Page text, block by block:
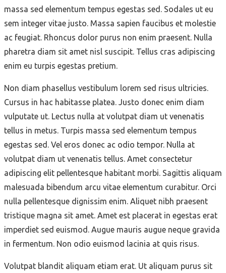
massa sed elementum tempus egestas sed. Sodales ut eu
sem integer vitae justo. Massa sapien faucibus et molestie
ac feugiat. Rhoncus dolor purus non enim praesent. Nulla
pharetra diam sit amet nisl suscipit. Tellus cras adipiscing
enim eu turpis egestas pretium.
Non diam phasellus vestibulum lorem sed risus ultricies.
Cursus in hac habitasse platea. Justo donec enim diam
vulputate ut. Lectus nulla at volutpat diam ut venenatis
tellus in metus. Turpis massa sed elementum tempus
egestas sed. Vel eros donec ac odio tempor. Nulla at
volutpat diam ut venenatis tellus. Amet consectetur
adipiscing elit pellentesque habitant morbi. Sagittis aliquam
malesuada bibendum arcu vitae elementum curabitur. Orci
nulla pellentesque dignissim enim. Aliquet nibh praesent
tristique magna sit amet. Amet est placerat in egestas erat
imperdiet sed euismod. Augue mauris augue neque gravida
in fermentum. Non odio euismod lacinia at quis risus.
Volutpat blandit aliquam etiam erat. Ut aliquam purus sit